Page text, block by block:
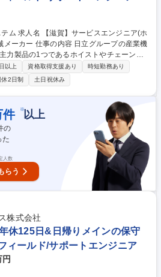
/業績安定
ジニア(ホ
ループの産業機
力製品の1つであるホイストやチェーンブ
る、思い荷物を持ち上げたり吊るすための
。 【具体的には】顧客先に
メンテナンス対応(保守メンテナンス対
※今回の業務において建物への建設改変
【働き方】原則土日祝休みで昼時間帯のフ
客様からの要望でまれに土日出勤や夜間対
場合でも勤務時間調整等、勤怠管理を徹底
以上 資格取得支援あり
時短勤務あり
2日制 土日祝休み
件 ※以上
の
た
人数
らう
株式会社
休125日&日帰りメインの保守
ィールド/サポートエンジニア